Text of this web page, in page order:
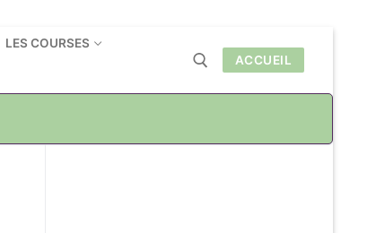
LES COURSES
ACCUEIL